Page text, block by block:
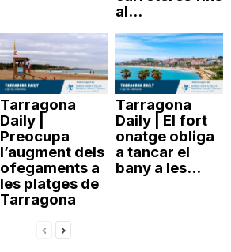
al...
Tarragona
Daily |
Preocupa
l’augment dels
ofegaments a
les platges de
Tarragona
Tarragona
Daily | El fort
onatge obliga
a tancar el
bany a les...